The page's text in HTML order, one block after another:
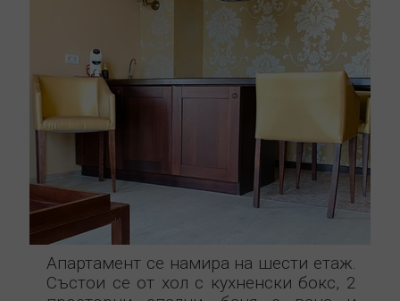
Апартамент се намира на шести етаж.
Състои се от хол с кухненски бокс, 2